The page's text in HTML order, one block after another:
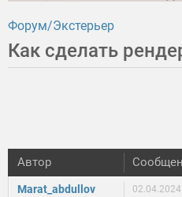
Форум Экстерьер
Как сделать
Автор
Marat_abdullov